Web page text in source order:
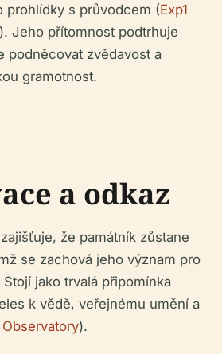
prohlídky s průvodcem (Exp1
). Jeho přítomnost podtrhuje
podněcovat zvědavost a
gramotnost.
a odkaz
že památník zůstane
se zachová jeho význam pro
jako trvalá připomínka
k vědě, veřejnému umění a
).